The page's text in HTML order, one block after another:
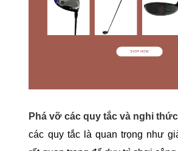
Phá vỡ các quy tắc và nghi
các quy tắc là quan trọng như